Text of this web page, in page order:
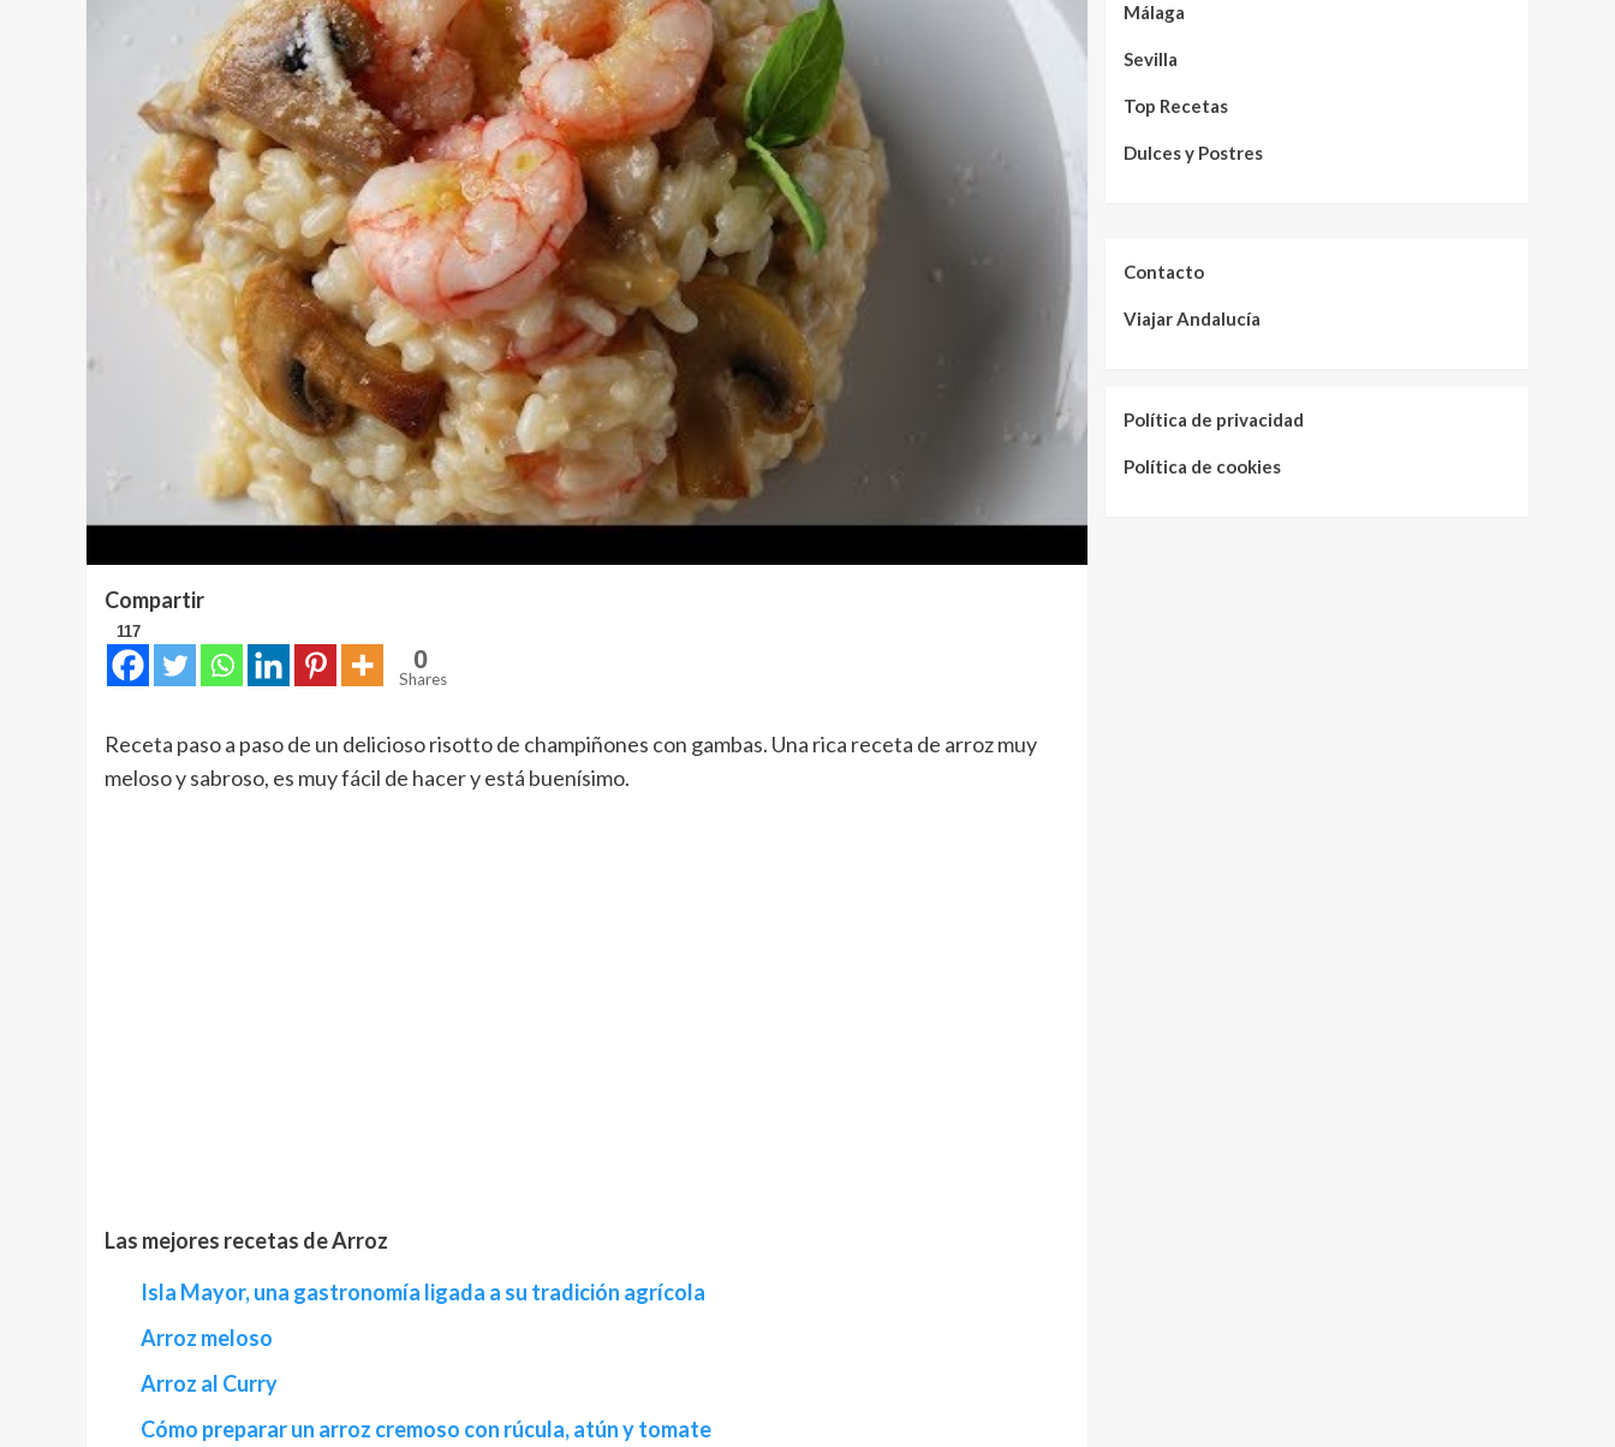
Compartir
117
0
Shares
Receta paso a paso de un delicioso risotto de champiñones con gambas. Una rica receta de arroz muy
meloso y sabroso, es muy fácil de hacer y está buenísimo.
Las mejores recetas de Arroz
Isla Mayor, una gastronomía ligada a su tradición agrícola
Arroz meloso
Arroz al Curry
Cómo preparar un arroz cremoso con rúcula, atún y tomate
Málaga
Sevilla
Top Recetas
Dulces y Postres
Contacto
Viajar Andalucía
Política de privacidad
Política de cookies